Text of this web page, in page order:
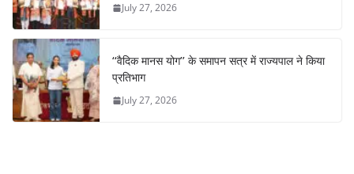
July 27, 2026
‘‘वैदिक मानस योग’’ के समापन सत्र में राज्यपाल ने किया
प्रतिभाग
July 27, 2026